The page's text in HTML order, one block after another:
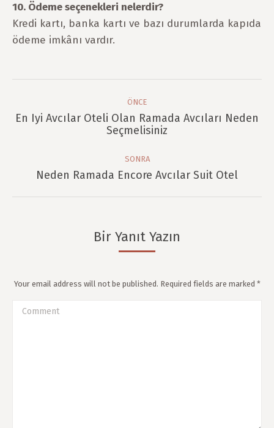
10. Ödeme seçenekleri nelerdir?
Kredi kartı, banka kartı ve bazı durumlarda kapıda
ödeme imkânı vardır.
ÖNCE
Önce
En Iyi Avcılar Oteli Olan Ramada Avcıları Neden
Seçmelisiniz
SONRA
Sonra
Neden Ramada Encore Avcılar Suit Otel
Bir Yanıt Yazın
Your email address will not be published. Required fields are marked *
Comment